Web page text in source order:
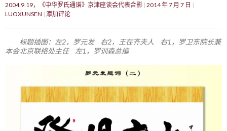
2004.9.19，《中华罗氏通谱》京津座谈会代表合影 2014 年 7 月 7 日
LUOXUNSEN 添加评论
标题插图：左2，罗元发 右2，王在齐夫人 右1，罗卫东院长兼
本会北京联络处主任 左1，罗训森总编